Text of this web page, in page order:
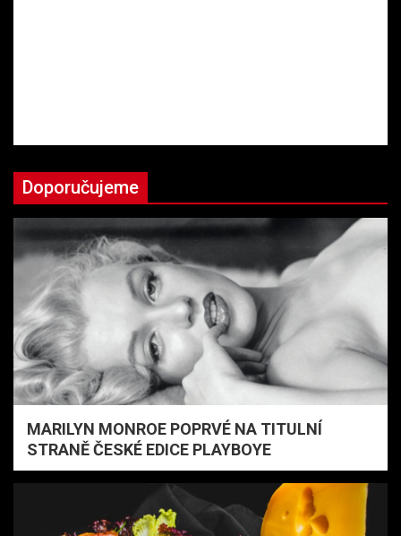
Doporučujeme
MARILYN MONROE POPRVÉ NA TITULNÍ
STRANĚ ČESKÉ EDICE PLAYBOYE